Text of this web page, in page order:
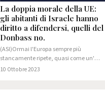
La doppia morale della UE:
gli abitanti di Israele hanno
diritto a difendersi, quelli del
Donbass no.
(ASI)Ormai l'Europa sempre più
stancamente ripete, quasi come un'
intelligenza artificiale, il solito
10 Ottobre 2023